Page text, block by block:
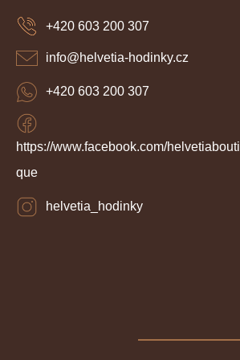
info@helvetia-hodinky.cz
+420 603 200 307
https://www.facebook.com/helvetiabouti
que
helvetia_hodinky
+420 603 200 307